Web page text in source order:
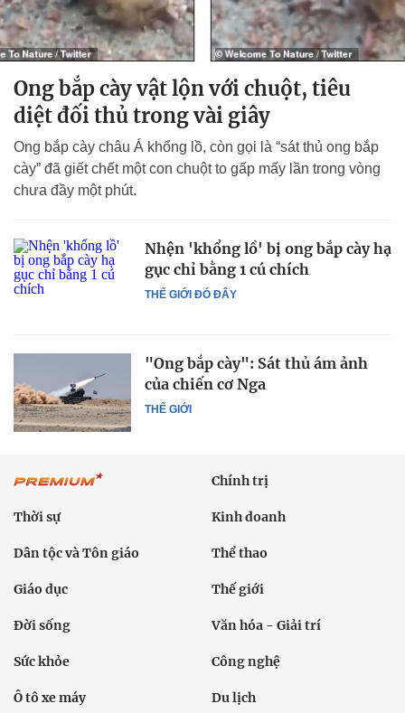
Ong bắp cày vật lộn với chuột, tiêu
diệt đối thủ trong vài giây
Ong bắp cày châu Á khổng lồ, còn gọi là “sát thủ ong bắp
cày” đã giết chết một con chuột to gấp mấy lần trong vòng
chưa đầy một phút.
THẾ GIỚI ĐÓ ĐÂY
Nhện 'khổng lồ' bị ong bắp cày hạ
gục chỉ bằng 1 cú chích
THẾ GIỚI
"Ong bắp cày": Sát thủ ám ảnh
của chiến cơ Nga
Chính trị
Thời sự Kinh doanh
Dân tộc và Tôn giáo Thể thao
Giáo dục Thế giới
Đời sống Văn hóa - Giải trí
Sức khỏe Công nghệ
Ô tô xe máy Du lịch